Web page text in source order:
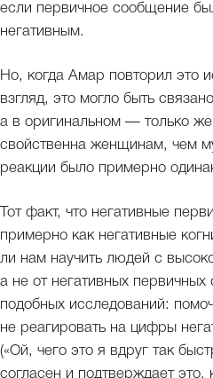
если первичное сообщение
негативным.
Но, когда Амар повторил это
взгляд, это могло быть
а в оригинальном — только
свойственна женщинам, чем
реакции было примерно
Тот факт, что негативные
примерно как негативные
ли нам научить людей с
а не от негативных
подобных исследований:
не реагировать на цифры
(«Ой, чего это я вдруг так
согласен и подтверждает